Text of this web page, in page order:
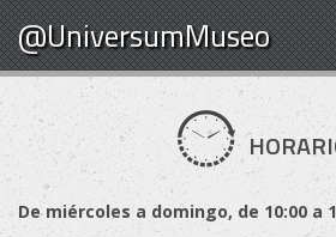
@UniversumMuseo
De miércoles a domingo, de 10:00 a